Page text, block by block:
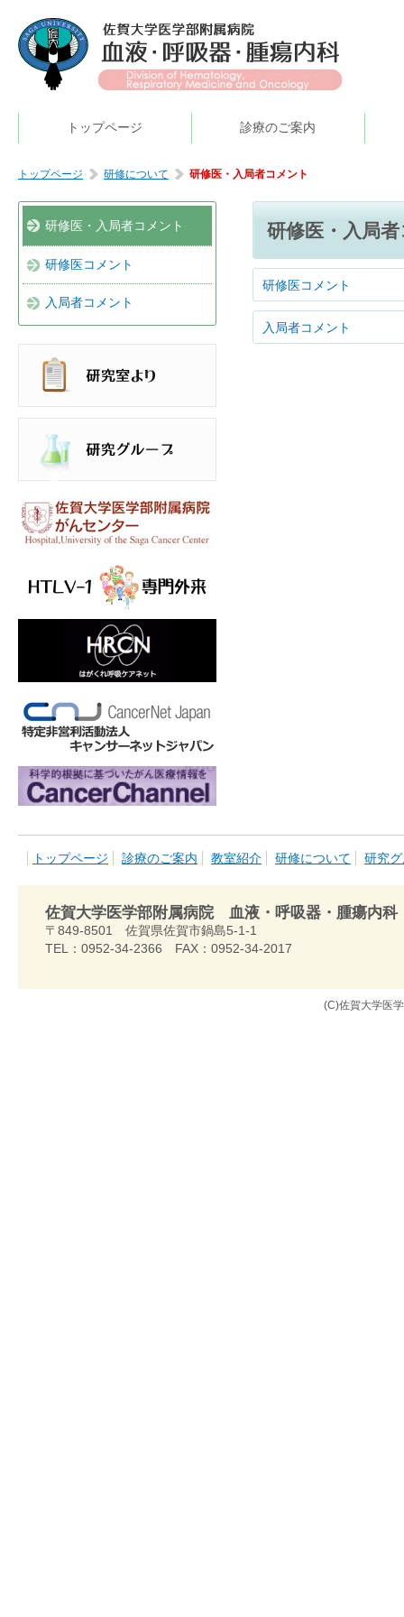
トップページ 診療のご案内
トップページ 研修について 研修医・入局者コメント
研修医・入局
研修医コメント
入局者コメント
研修医・入局者コメント
研修医コメント
入局者コメント
トップページ 診療のご案内 教室紹介 研修について 研究
佐賀大学医学部附属病院 血液・呼吸器・腫瘍内科
〒849-8501 佐賀県佐賀市鍋島5-1-1
TEL：0952-34-2366 FAX：0952-34-2017
(C)佐賀大学医